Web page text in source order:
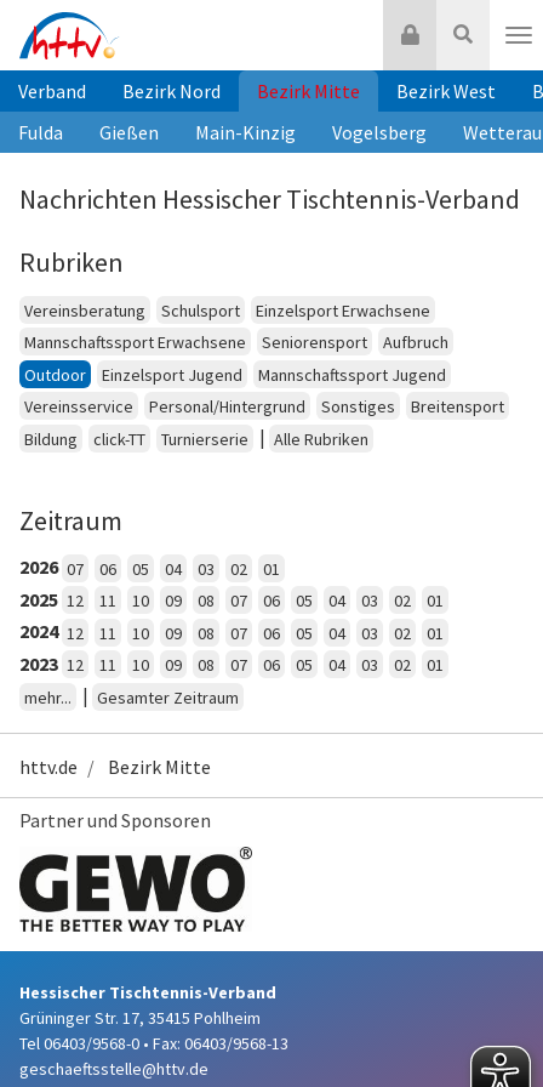
Inhalt
springen
Suche
Login
Verband Bezirk Nord Bezirk Mitte Bezirk West
Fulda
Gießen Main-Kinzig Vogelsberg Wetterau
Nachrichten Hessischer Tischtennis-Verband
Rubriken
Vereinsberatung Schulsport
Einzelsport Erwachsene
Mannschaftssport Erwachsene
Seniorensport
Aufbruch
Outdoor
Einzelsport Jugend
Mannschaftssport Jugend
Vereinsservice
Personal/Hintergrund Sonstiges
Breitensport
Bildung
click-TT Turnierserie | Alle Rubriken
Zeitraum
2026 07 06 05 04 03 02 01
2025 12 11 10 09 08 07 06 05 04 03 02 01
2024 12 11 10 09 08 07 06 05 04 03 02 01
2023 12 11 10 09 08 07 06 05 04 03 02
01
mehr...
| Gesamter Zeitraum
httv.de Bezirk Mitte
Partner und Sponsoren
Hessischer Tischtennis-Verband
Grüninger Str. 17, 35415 Pohlheim
Tel 06403/9568-0 • Fax: 06403/9568-13
geschaeftsstelle@httv.de